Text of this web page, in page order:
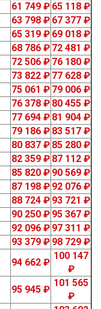
61 749 ₽ 65 118 ₽
63 798 ₽ 67 377 ₽
65 319 ₽ 69 018 ₽
68 786 ₽ 72 481 ₽
72 506 ₽ 76 180 ₽
73 822 ₽ 77 628 ₽
75 061 ₽ 79 006 ₽
76 378 ₽ 80 455 ₽
77 694 ₽ 81 904 ₽
79 186 ₽ 83 517 ₽
80 837 ₽ 85 280 ₽
82 359 ₽ 87 112 ₽
85 820 ₽ 90 569 ₽
87 198 ₽ 92 076 ₽
88 724 ₽ 93 721 ₽
90 250 ₽ 95 367 ₽
92 096 ₽ 97 311 ₽
93 379 ₽ 98 729 ₽
94 662 ₽
100 147
₽
95 945 ₽
101 565
₽